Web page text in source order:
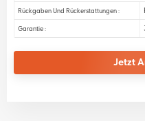
Rückgaben Und Rückerstattungen :
Garantie :
Jetzt